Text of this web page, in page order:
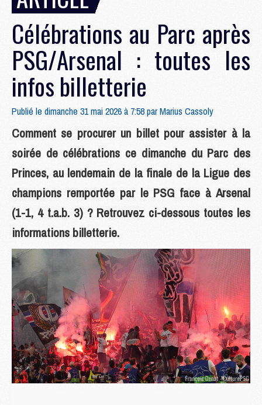
Célébrations au Parc après
PSG/Arsenal : toutes les
infos billetterie
Publié le dimanche 31 mai 2026 à 7:58 parMarius Cassoly
Comment se procurer un billet pour assister à la
soirée de célébrations ce dimanche du Parc des
Princes, au lendemain de la finale de la Ligue des
champions remportée par le PSG face à Arsenal
(1-1, 4 t.a.b. 3) ? Retrouvez ci-dessous toutes les
informations billetterie.